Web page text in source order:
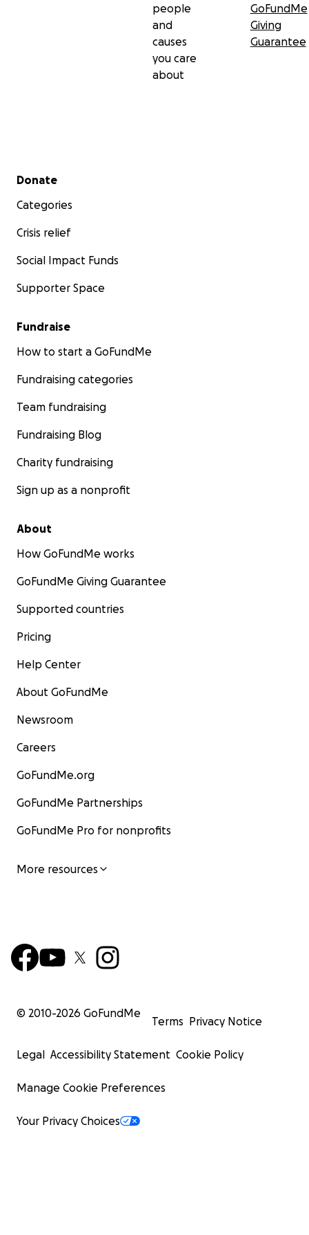
people
and
causes
you care
about
GoFundMe
Giving
Guarantee
Secondary menu
Donate
Categories
Crisis relief
Social Impact Funds
Supporter Space
Fundraise
How to start a GoFundMe
Fundraising categories
Team fundraising
Fundraising Blog
Charity fundraising
Sign up as a nonprofit
About
How GoFundMe works
GoFundMe Giving Guarantee
Supported countries
Pricing
Help Center
About GoFundMe
Newsroom
Careers
GoFundMe.org
GoFundMe Partnerships
GoFundMe Pro for nonprofits
More resources
© 2010-2026 GoFundMe
Terms Privacy Notice
Legal Accessibility Statement Cookie Policy
Manage Cookie Preferences
Your Privacy Choices